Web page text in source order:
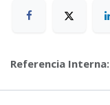
Referencia Interna: